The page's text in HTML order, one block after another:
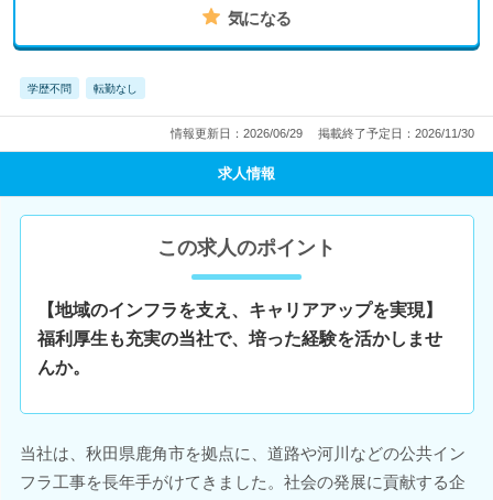
気になる
学歴不問 転勤なし
情報更新日：2026/06/29 掲載終了予定日：2026/11/30
求人情報
この求人のポイント
【地域のインフラを支え、キャリアアップを実現】
福利厚生も充実の当社で、培った経験を活かしませ
んか。
当社は、秋田県鹿角市を拠点に、道路や河川などの公共イン
フラ工事を長年手がけてきました。社会の発展に貢献する企